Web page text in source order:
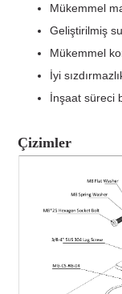
Mükemmel
Geliştirilmiş
Mükemmel
İyi
İnşaat süreci
Çizimler